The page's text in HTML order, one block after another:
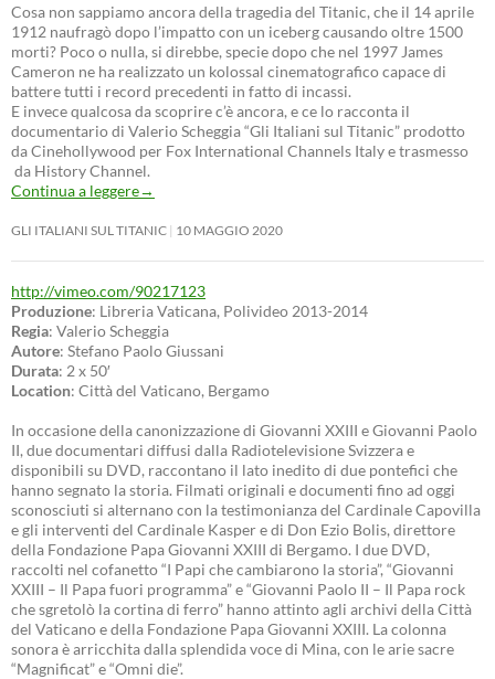
Cosa non sappiamo ancora della tragedia del Titanic, che il 14 aprile
1912 naufragò dopo l’impatto con un iceberg causando oltre 1500
morti? Poco o nulla, si direbbe, specie dopo che nel 1997 James
Cameron ne ha realizzato un kolossal cinematografico capace di
battere tutti i record precedenti in fatto di incassi.
E invece qualcosa da scoprire c’è ancora, e ce lo racconta il
documentario di Valerio Scheggia “Gli Italiani sul Titanic” prodotto
da Cinehollywood per Fox International Channels Italy e trasmesso
da History Channel.
Continua a leggere→
GLI ITALIANI SUL TITANIC 10 MAGGIO 2020
http://vimeo.com/90217123
Produzione: Libreria Vaticana, Polivideo 2013-2014
Regia: Valerio Scheggia
Autore: Stefano Paolo Giussani
Durata: 2 x 50′
Location: Città del Vaticano, Bergamo
In occasione della canonizzazione di Giovanni XXIII e Giovanni Paolo
II, due documentari diffusi dalla Radiotelevisione Svizzera e
disponibili su DVD, raccontano il lato inedito di due pontefici che
hanno segnato la storia. Filmati originali e documenti fino ad oggi
sconosciuti si alternano con la testimonianza del Cardinale Capovilla
e gli interventi del Cardinale Kasper e di Don Ezio Bolis, direttore
della Fondazione Papa Giovanni XXIII di Bergamo. I due DVD,
raccolti nel cofanetto “I Papi che cambiarono la storia”, “Giovanni
XXIII – Il Papa fuori programma” e “Giovanni Paolo II – Il Papa rock
che sgretolò la cortina di ferro” hanno attinto agli archivi della Città
del Vaticano e della Fondazione Papa Giovanni XXIII. La colonna
sonora è arricchita dalla splendida voce di Mina, con le arie sacre
“Magnificat” e “Omni die”.